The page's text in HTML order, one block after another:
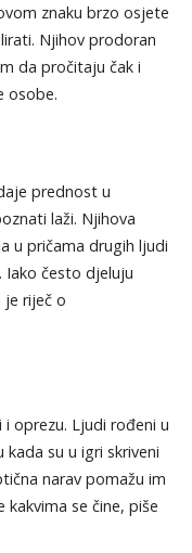
znaku brzo osjete
Njihov prodoran
da pročitaju čak i
osobe.
prednost u
laži. Njihova
u pričama drugih ljudi
Iako često djeluju
je riječ o
oprezu. Ljudi rođeni u
su u igri skriveni
narav pomažu im
se čine, piše